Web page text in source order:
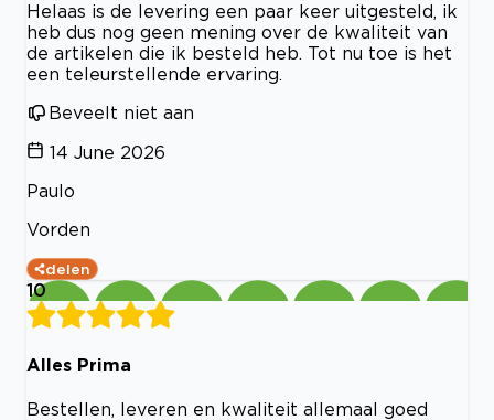
Helaas is de levering een paar keer uitgesteld, ik
heb dus nog geen mening over de kwaliteit van
de artikelen die ik besteld heb. Tot nu toe is het
een teleurstellende ervaring.
Beveelt niet aan
14 June 2026
Paulo
Vorden
delen
10
Alles Prima
Bestellen, leveren en kwaliteit allemaal goed